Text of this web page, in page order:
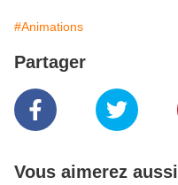
#Animations
Partager
Vous aimerez aussi